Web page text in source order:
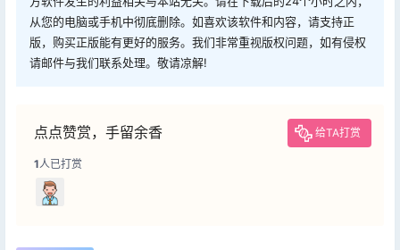
从您的电脑或手机中彻底删除。如喜欢该软件和内容，请支持正
版，购买正版能有更好的服务。我们非常重视版权问题，如有侵权
请邮件与我们联系处理。敬请凉解!
点点赞赏，手留余香 给TA打赏
1人已打赏